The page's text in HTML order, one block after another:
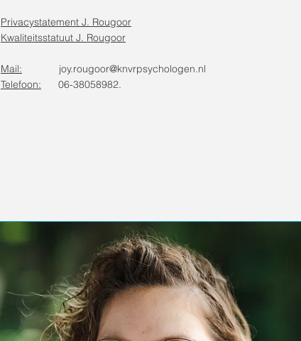
Privacystatement J. Rougoor
Kwaliteitsstatuut J. Rougoor
Mail:
joy.rougoor@knvrpsychologen.nl
Telefoon:
06-38058982.